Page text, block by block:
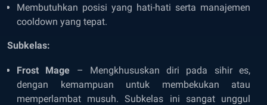
Membutuhkan posisi yang hati-hati serta manajemen
cooldown yang tepat.
Subkelas:
Frost Mage – Mengkhususkan diri pada sihir es,
dengan kemampuan untuk membekukan atau
memperlambat musuh. Subkelas ini sangat unggul